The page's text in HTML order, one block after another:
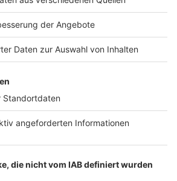
Kontakt
Studio-Hotline